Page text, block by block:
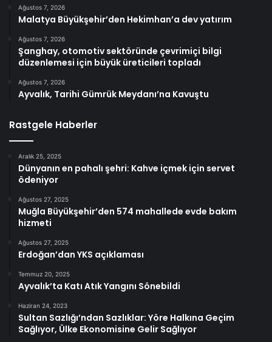
Ağustos 7, 2026
Malatya Büyükşehir’den Hekimhan’a dev yatırım
Ağustos 7, 2026
Şanghay, otomotiv sektöründe çevrimiçi bilgi
düzenlemesi için büyük üreticileri topladı
Ağustos 7, 2026
Ayvalık, Tarihi Gümrük Meydanı’na Kavuştu
Rastgele Haberler
Aralık 25, 2025
Dünyanın en pahalı şehri: Kahve içmek için servet
ödeniyor
Ağustos 27, 2025
Muğla Büyükşehir’den 574 mahallede evde bakım
hizmeti
Ağustos 27, 2025
Erdoğan’dan YKS açıklaması
Temmuz 20, 2025
Ayvalık’ta Katı Atık Yangını Sönebildi
Haziran 24, 2023
Sultan Sazlığı’ndan Sazlıklar: Yöre Halkına Geçim
Sağlıyor, Ülke Ekonomisine Gelir Sağlıyor